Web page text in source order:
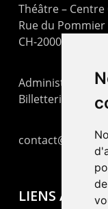
Théâtre –
Rue du Pommier
CH-2000
Administration :
Billetterie : +41
LIENS AMIS